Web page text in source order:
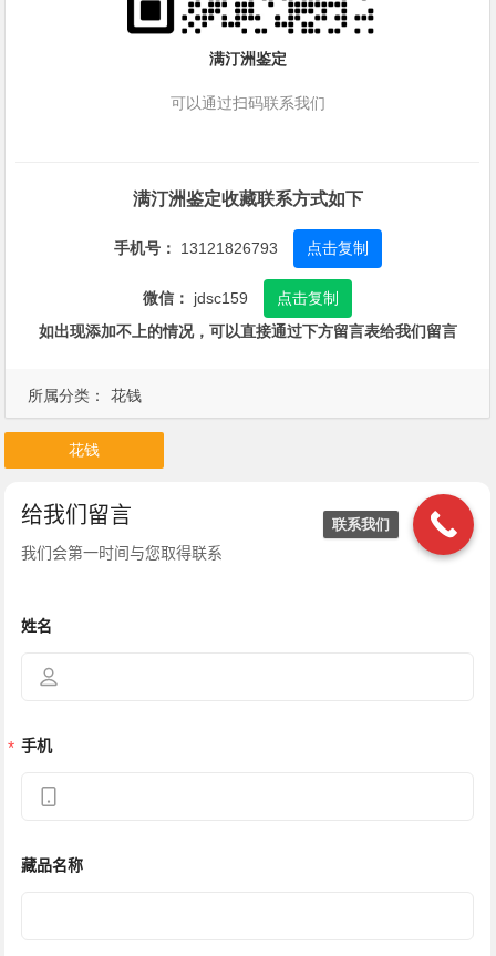
所属分类： 花钱
满汀洲鉴定
可以通过扫码联系我们
满汀洲鉴定收藏联系方式如下
手机号： 13121826793 点击复制
微信： jdsc159
点击复制
如出现添加不上的情况，可以直接通过下方留言表给我们留言
花钱
联系我们